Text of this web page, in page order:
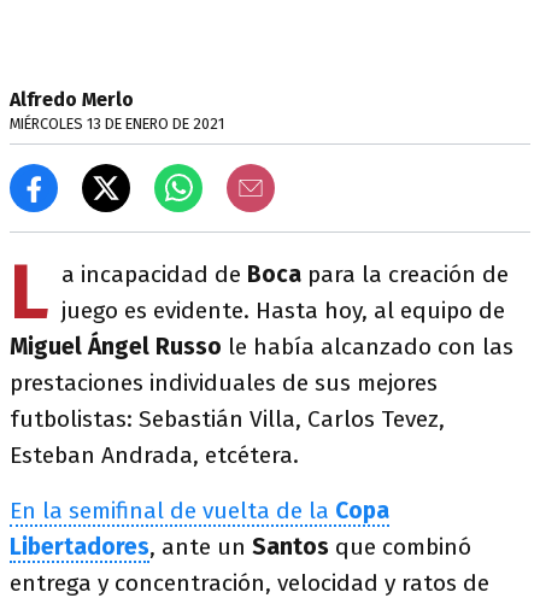
Alfredo Merlo
MIÉRCOLES 13 DE ENERO DE 2021
L a incapacidad de Boca para la creación de
juego es evidente. Hasta hoy, al equipo de
Miguel Ángel Russo le había alcanzado con las
prestaciones individuales de sus mejores
futbolistas: Sebastián Villa, Carlos Tevez,
Esteban Andrada, etcétera.
En la semifinal de vuelta de la Copa
Libertadores, ante un Santos que combinó
entrega y concentración, velocidad y ratos de